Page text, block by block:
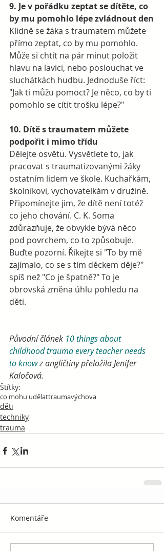
9. Je v pořádku zeptat se dítěte, co
by mu pomohlo lépe zvládnout den
Klidně se žáka s traumatem můžete
přímo zeptat, co by mu pomohlo.
Může si chtít na pár minut položit
hlavu na lavici, nebo poslouchat ve
sluchátkách hudbu. Jednoduše říct:
"Jak ti můžu pomoct? Je něco, co by ti
pomohlo se cítit trošku lépe?"
10. Dítě s traumatem můžete
podpořit i mimo třídu
Dělejte osvětu. Vysvětlete to, jak
pracovat s traumatizovanými žáky
ostatním lidem ve škole. Kuchařkám,
školníkovi, vychovatelkám v družině.
Připomínejte jim, že dítě není totéž
co jeho chování. C. K. Soma
zdůrazňuje, že obvykle bývá něco
pod povrchem, co to způsobuje.
Buďte pozorní. Říkejte si "To by mě
zajímalo, co se s tím děckem děje?"
spíš než "Co je špatně?" To je
obrovská změna úhlu pohledu na
děti.
Původní článek 10 things about
childhood trauma every teacher needs
to know z angličtiny přeložila Jenifer
Kaločová.
Štítky:
co mohu udělattraumavýchova
děti
techniky
trauma
Komentáře